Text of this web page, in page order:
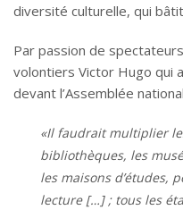
diversité culturelle, qui
Par passion de
volontiers Victor Hugo qui
devant l’Assemblée
«Il faudrait multiplier
bibliothèques, les
les maisons d’études,
lecture […] ; tous les